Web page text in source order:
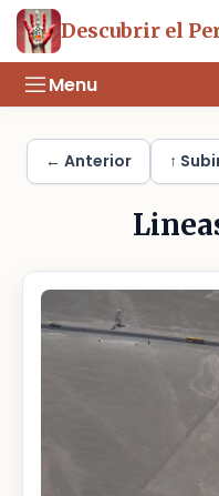
Descubrir el
Menu
← Anterior ↑